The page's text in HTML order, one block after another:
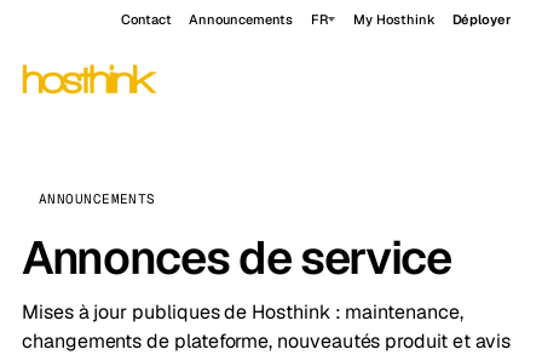
Contact Announcements FR My Hosthink Déployer
ANNOUNCEMENTS
Annonces de service
Mises à jour publiques de Hosthink : maintenance,
changements de plateforme, nouveautés produit et avis